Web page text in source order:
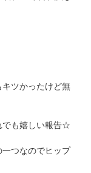
ツかったけど無
でも嬉しい報告☆
つなのでヒップ